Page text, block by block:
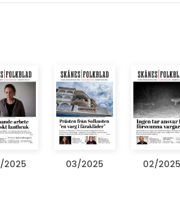
2025 03/2025 02/2025